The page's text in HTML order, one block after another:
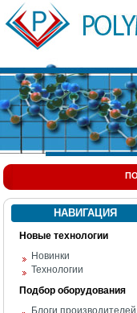
НАВИГАЦИЯ
Новые технологии
Новинки
Технологии
Подбор оборудования
Блоги производителей